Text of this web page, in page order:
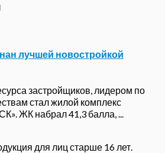
лучшей новостройкой
застройщиков, лидером по
стал жилой комплекс
ЖК набрал 41,3 балла, ...
для лиц старше 16 лет.